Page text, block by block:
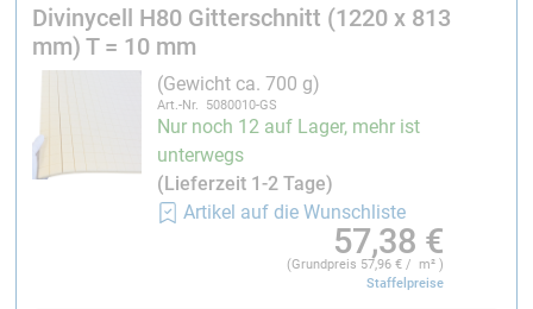
Typische Anwendungen
Divinycell® H80 Gitterschnitt wird überall dort
eingesetzt, wo leichte und gleichzeitig steife
Sandwichstrukturen benötigt werden, beispielsweise
bei:
Rotorblättern und Gondeln
Bootsrümpfen und Decksaufbauten
Fahrzeugkarosserien und Verkleidungen
Divinycell H80 Gitterschnitt (1220 x 813
mm) T = 10 mm
(Gewicht ca. 700 g)
Art.-Nr. 5080010-GS
Nur noch 12 auf Lager, mehr ist
unterwegs
(Lieferzeit 1-2 Tage)
Artikel auf die Wunschliste
57,38 €
(Grundpreis 57,96 € / m² )
Staffelpreise